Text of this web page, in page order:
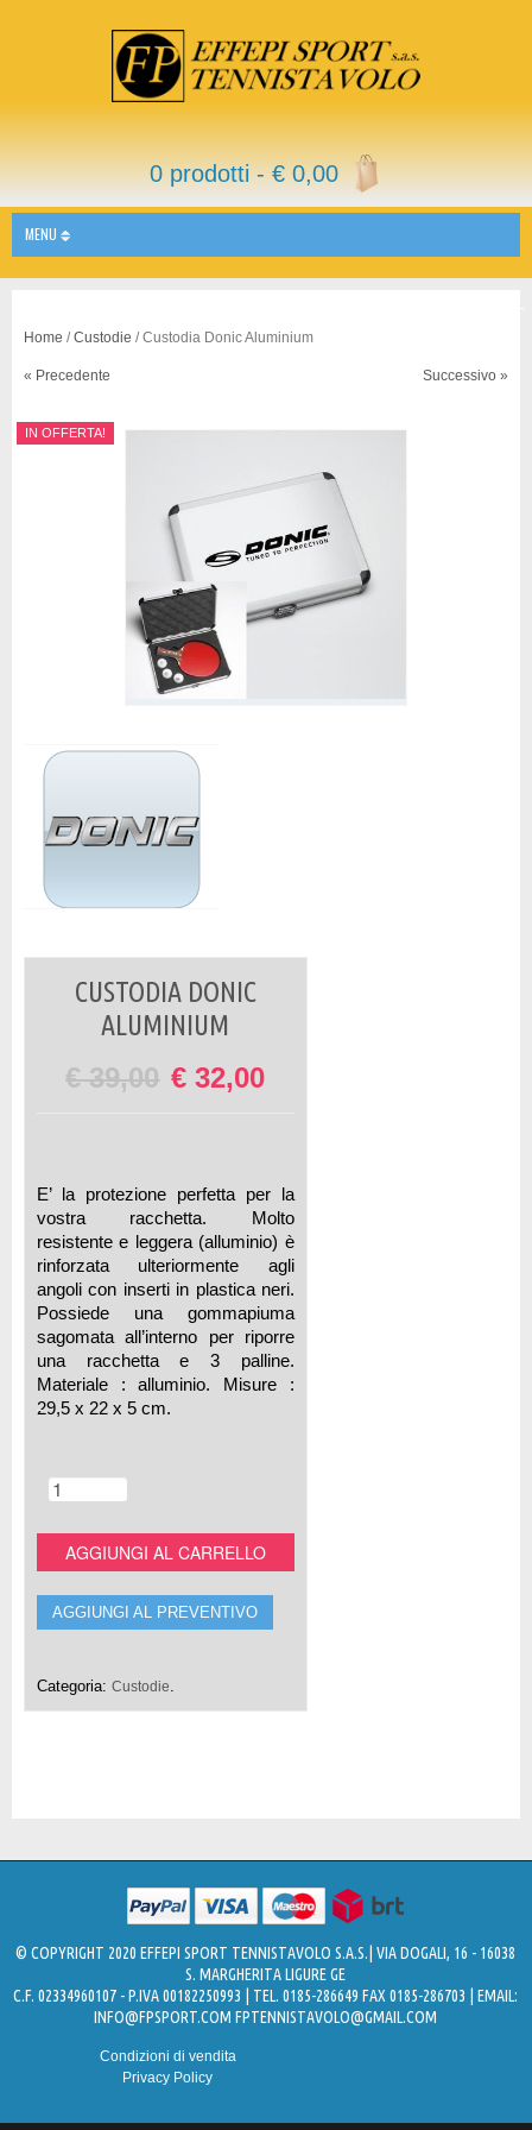
0 prodotti -€0,00
MENU
Home /Custodie / Custodia Donic Aluminium
« Precedente Successivo »
IN OFFERTA!
CUSTODIA DONIC
ALUMINIUM
€39,00 € 32,00
E’ la protezione perfetta per la
vostra racchetta. Molto
resistente e leggera (alluminio) è
rinforzata ulteriormente agli
angoli con inserti in plastica neri.
Possiede una gommapiuma
sagomata all’interno per riporre
una racchetta e 3 palline.
Materiale : alluminio. Misure :
29,5 x 22 x 5 cm.
AGGIUNGI AL CARRELLO
AGGIUNGI AL PREVENTIVO
Categoria: Custodie.
© COPYRIGHT 2020 EFFEPI SPORT TENNISTAVOLO S.A.S.| VIA DOGALI, 16 - 16038
S. MARGHERITA LIGURE GE
C.F. 02334960107 - P.IVA 00182250993 | TEL. 0185-286649 FAX 0185-286703 | EMAIL:
INFO@FPSPORT.COM FPTENNISTAVOLO@GMAIL.COM
Condizioni di vendita
Privacy Policy